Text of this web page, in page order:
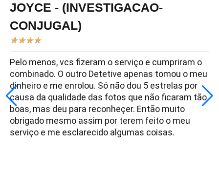
JOYCE - (INVESTIGACAO-
CONJUGAL)
★★★★
Pelo menos, vcs fizeram o serviço e cumpriram o
combinado. O outro Detetive apenas tomou o meu
dinheiro e me enrolou. Só não dou 5 estrelas por
causa da qualidade das fotos que não ficaram tão
boas, mas deu para reconheçer. Então muito
obrigado mesmo assim por terem feito o meu
serviço e me esclarecido algumas coisas.